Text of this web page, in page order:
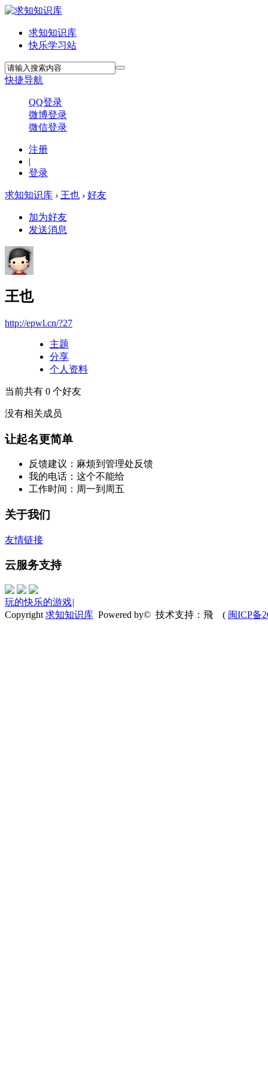
求知知识库
快乐学习站
快捷导航
QQ登录
微博登录
微信登录
注册
|
登录
求知知识库 › 王也 › 好友
加为好友
发送消息
王也
http://epwl.cn/?27
主题
分享
个人资料
当前共有 0 个好友
没有相关成员
让起名更简单
反馈建议：麻烦到管理处反馈
我的电话：这个不能给
工作时间：周一到周五
关于我们
友情链接
云服务支持
玩的快乐的游戏|
Copyright 求知知识库 Powered by© 技术支持：飛 ( 闽ICP备